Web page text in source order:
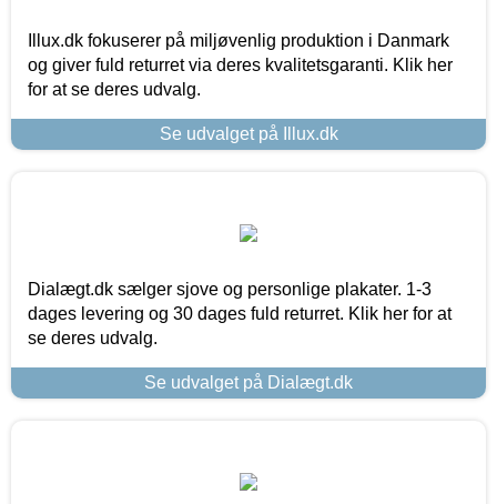
Illux.dk fokuserer på miljøvenlig produktion i Danmark
og giver fuld returret via deres kvalitetsgaranti. Klik her
for at se deres udvalg.
Se udvalget på Illux.dk
Dialægt.dk sælger sjove og personlige plakater. 1-3
dages levering og 30 dages fuld returret. Klik her for at
se deres udvalg.
Se udvalget på Dialægt.dk